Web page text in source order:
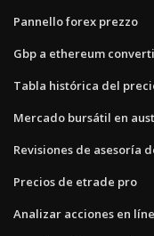
Pannello forex prezzo
Gbp a ethereum
Tabla histórica del
Mercado bursátil en
Revisiones de asesoría
Precios de etrade pro
Analizar acciones en